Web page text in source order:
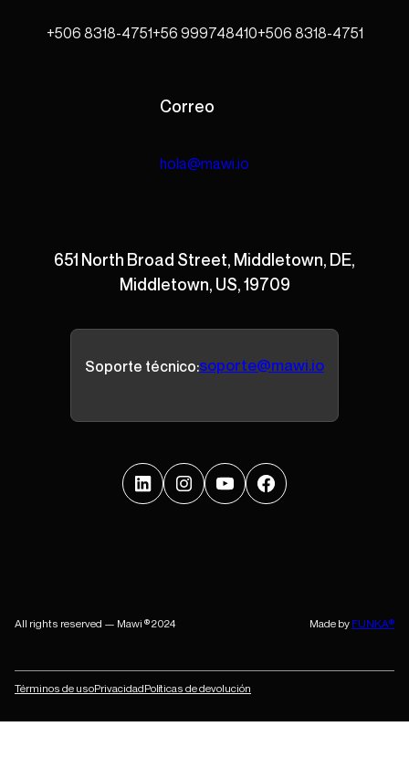
+506 8318-4751+56 999748410+506 8318-4751
Correo
hola@mawi.io
651 North Broad Street, Middletown, DE,
Middletown, US, 19709
Soporte técnico:soporte@mawi.io
All rights reserved — Mawi ® 2024
Términos de usoPrivacidadPolíticas de devolución
Made by FUNKA®